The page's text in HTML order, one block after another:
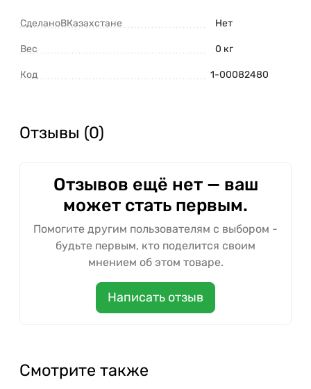
СделаноВКазахстане Нет
Вес 0 кг
Код 1-00082480
Отзывы (0)
Отзывов ещё нет — ваш
может стать первым.
Помогите другим пользователям с выбором -
будьте первым, кто поделится своим
мнением об этом товаре.
Написать отзыв
Смотрите также